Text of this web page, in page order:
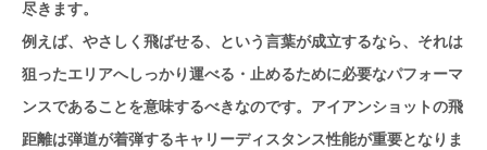
尽きます。
例えば、やさしく飛ばせる、という言葉が成立するなら、それは
狙ったエリアへしっかり運べる・止めるために必要なパフォーマ
ンスであることを意味するべきなのです。アイアンショットの飛
距離は弾道が着弾するキャリーディスタンス性能が重要となりま